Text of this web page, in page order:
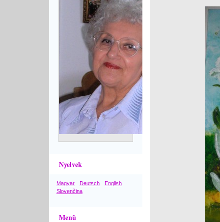
Nyelvek
Magyar Deutsch
English
Slovenčina
Menü